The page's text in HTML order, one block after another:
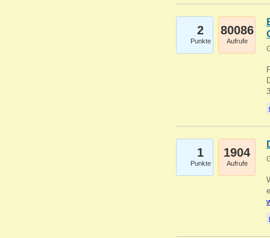
2
Punkte
80086
Aufrufe
1
Punkte
1904
Aufrufe